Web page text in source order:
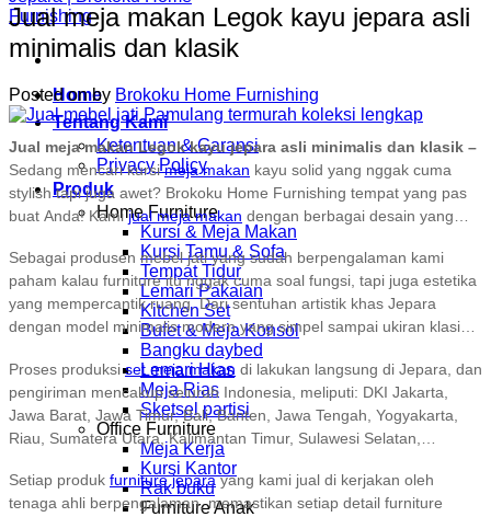
Home
Tentang Kami
Ketentuan & Garansi
Privacy Policy
Produk
Home Furniture
Kursi & Meja Makan
Kursi Tamu & Sofa
Tempat Tidur
Lemari Pakaian
Kitchen Set
Bufet & Meja Konsol
Bangku daybed
Lemari Hias
Meja Rias
Sketsel partisi
Office Furniture
Meja Kerja
Kursi Kantor
Rak buku
Furniture Anak
Jual meja makan Legok kayu jepara asli
minimalis dan klasik
Posted onby Brokoku Home Furnishing
Jual meja makan Legok kayu jepara asli minimalis dan klasik –
Sedang mencari kursimeja makan kayu solid yang nggak cuma
stylish tapi juga awet? Brokoku Home Furnishing tempat yang pas
buat Anda! Kamijual meja makan dengan berbagai desain yang
bisa bikin ruangan makan tambah keren. Kami meliki bergam
koleksi set meja makan jepara yang di buat menggunakan kayu
solid berkualitas dengan set 4 kursi, 6 kursi 8 kursi bahkan bisa di
custom sesuai kebutuhan dan space ruangan anda, cocok di
gunakan untuk rumah pribadi maupun tempat komesil seperti
rumah makan, café, resto, bar dan lain sebagainya
Sebagai produsen mebel jati yang sudah berpengalaman kami
paham kalau furniture itu nggak cuma soal fungsi, tapi juga estetika
yang mempercantik ruang. Dari sentuhan artistik khas Jepara
dengan model minimalis modern yang simpel sampai ukiran klasik
dan memberikan nuansa mewah dalam ruangan, semuanya
tersedia di sini. Setiap produkmebel jatiyang kami jual di buat
dengan detail dan bahan berkualitas, jadi Anda nggak perlu
khawatir soal kualitasnya.
Proses produksiset meja makan di lakukan langsung di Jepara, dan
pengiriman mencakup seluruh Indonesia, meliputi: DKI Jakarta,
Jawa Barat, Jawa Timur, Bali, Banten, Jawa Tengah, Yogyakarta,
Riau, Sumatera Utara, Kalimantan Timur, Sulawesi Selatan,
Sumatera Selatan, Kepulauan Riau, Sulawesi Utara, Lampung,
Aceh, Kalimantan Selatan, Nusa Tenggara Barat (NTB), Sumatera
Barat, Kalimantan Tengah, Maluku, Nusa Tenggara Timur (NTT),
Setiap produk furniture jeparayang kami jual di kerjakan oleh
tenaga ahli berpengalaman, memastikan setiap detail furniture